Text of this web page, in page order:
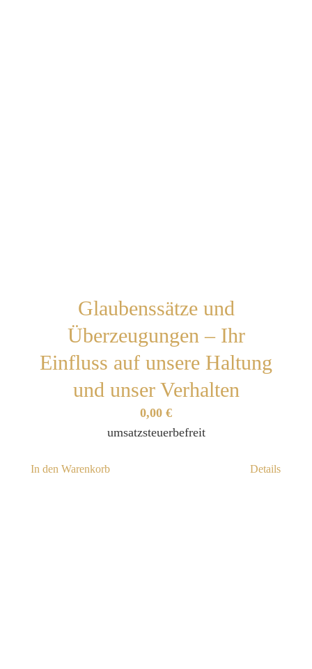
Glaubenssätze und
Überzeugungen – Ihr
Einfluss auf unsere Haltung
und unser Verhalten
0,00 €
umsatzsteuerbefreit
In den Warenkorb Details